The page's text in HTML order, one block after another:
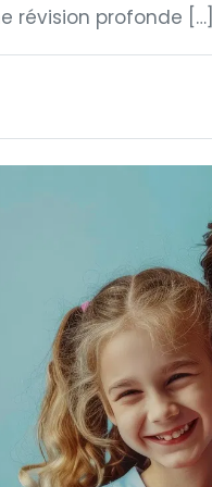
révision profonde